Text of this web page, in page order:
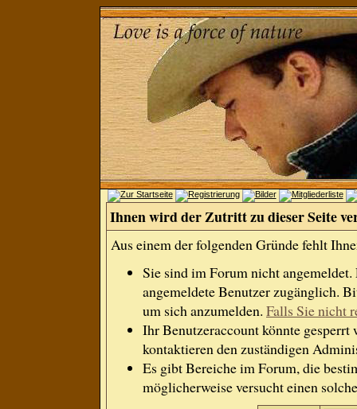
Ihnen wird der Zutritt zu dieser Seite
Aus einem der folgenden Gründe fehlt
Sie sind im Forum nicht
angemeldete Benutzer zugänglich.
um sich anzumelden. Falls Sie nicht
Ihr Benutzeraccount könnte gesperrt
kontaktieren den zuständigen
Es gibt Bereiche im Forum, die
möglicherweise versucht einen